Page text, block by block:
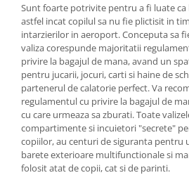
Sunt foarte potrivite pentru a fi luate ca
astfel incat copilul sa nu fie plictisit in
intarzierilor in aeroport. Conceputa sa
valiza corespunde majoritatii
privire la bagajul de mana, avand un
pentru jucarii, jocuri, carti si haine de
partenerul de calatorie perfect. Va
regulamentul cu privire la bagajul de
cu care urmeaza sa zburati. Toate
compartimente si incuietori "secrete"
copiilor, au centuri de siguranta pentru
barete exterioare multifunctionale si
folosit atat de copii, cat si de parinti.